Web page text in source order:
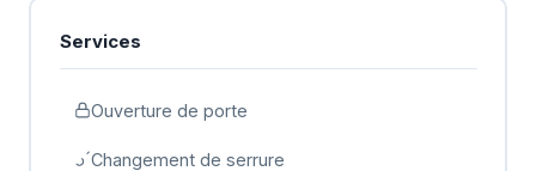
Services
Ouverture de porte
Changement de serrure